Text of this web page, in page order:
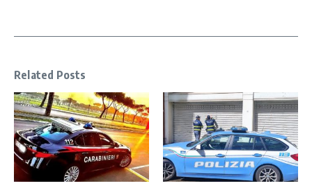
Related Posts